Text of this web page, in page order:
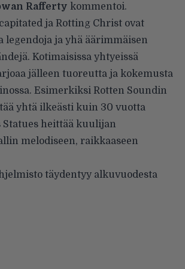
Rafferty kommentoi.
ja Rotting Christ ovat
legendoja ja yhä äärimmäisen
Kotimaisissa yhtyeissä
jälleen tuoreutta ja kokemusta
Esimerkiksi Rotten Soundin
yhtä ilkeästi kuin 30 vuotta
Statues heittää kuulijan
melodiseen, raikkaaseen
täydentyy alkuvuodesta